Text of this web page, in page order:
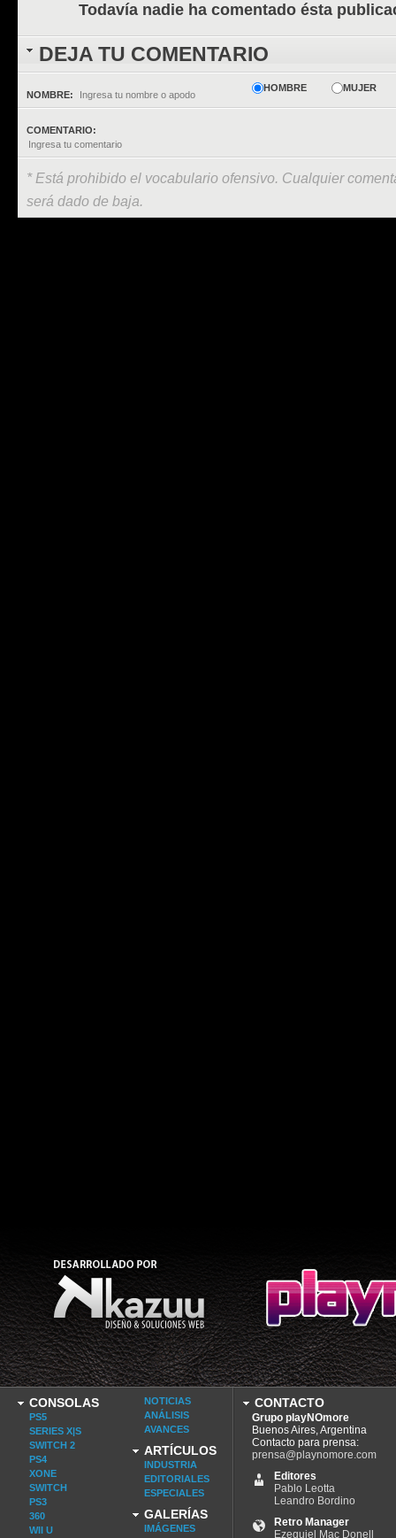
Todavía nadie ha comentado ésta
DEJA TU COMENTARIO
NOMBRE:
HOMBRE MUJER
COMENTARIO:
* Está prohibido el vocabulario ofensivo. Cualquier
será dado de baja.
CONSOLAS
PS5
SERIES X|S
SWITCH 2
PS4
XONE
SWITCH
PS3
360
WII U
NOTICIAS
ANÁLISIS
AVANCES
ARTÍCULOS
INDUSTRIA
EDITORIALES
ESPECIALES
GALERÍAS
IMÁGENES
CONTACTO
Grupo playNOmore
Buenos Aires, Argentina
Contacto para prensa:
prensa@playnomore.com
Editores
Pablo Leotta
Leandro Bordino
Retro Manager
Ezequiel Mac Donell